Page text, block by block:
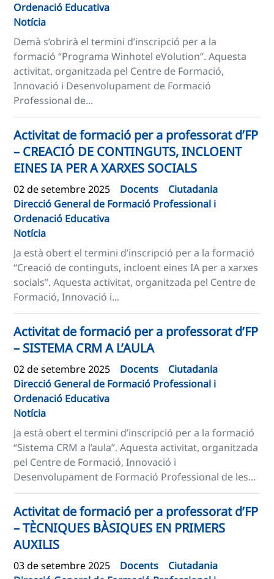
Ordenació Educativa
Notícia
Demà s’obrirà el termini d’inscripció per a la
formació “Programa Winhotel eVolution”. Aquesta
activitat, organitzada pel Centre de Formació,
Innovació i Desenvolupament de Formació
Professional de...
Activitat de formació per a professorat d’FP
– CREACIÓ DE CONTINGUTS, INCLOENT
EINES IA PER A XARXES SOCIALS
02 de setembre 2025 Docents
Ciutadania
Direcció General de Formació Professional i
Ordenació Educativa
Notícia
Ja està obert el termini d’inscripció per a la formació
“Creació de continguts, incloent eines IA per a xarxes
socials”. Aquesta activitat, organitzada pel Centre de
Formació, Innovació i...
Activitat de formació per a professorat d’FP
– SISTEMA CRM A L’AULA
02 de setembre 2025 Docents
Ciutadania
Direcció General de Formació Professional i
Ordenació Educativa
Notícia
Ja està obert el termini d’inscripció per a la formació
“Sistema CRM a l’aula”. Aquesta activitat, organitzada
pel Centre de Formació, Innovació i
Desenvolupament de Formació Professional de les...
Activitat de formació per a professorat d’FP
– TÈCNIQUES BÀSIQUES EN PRIMERS
AUXILIS
03 de setembre 2025 Docents
Ciutadania